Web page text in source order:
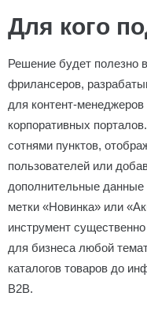
Для кого
Решение будет полезно
фрилансеров,
для контент-
корпоративных
сотнями пунктов,
пользователей или
дополнительные данные
метки «Новинка» или
инструмент
для бизнеса любой
каталогов товаров до
B2B.